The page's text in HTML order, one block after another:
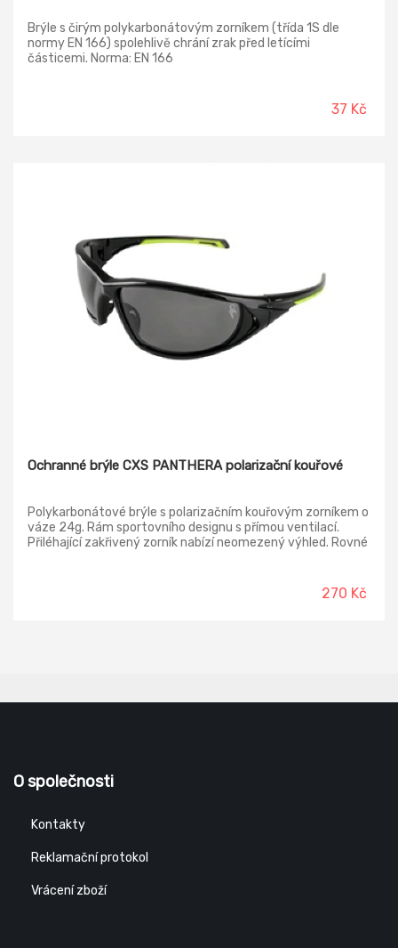
Brýle s čirým polykarbonátovým zorníkem (třída 1S dle
normy EN 166) spolehlivě chrání zrak před letícími
částicemi. Norma: EN 166
37 Kč
Ochranné brýle CXS PANTHERA polarizační kouřové
Polykarbonátové brýle s polarizačním kouřovým zorníkem o
váze 24g. Rám sportovního designu s přímou ventilací.
Přiléhající zakřivený zorník nabízí neomezený výhled. Rovné
sklouzávání. Vloženy do CXS sáčku na brýle. Polarizační
zorník poskytuje ochranu UV400, jež absorbuje 99,9% UVA a
270 Kč
O společnosti
Kontakty
Reklamační protokol
Vrácení zboží